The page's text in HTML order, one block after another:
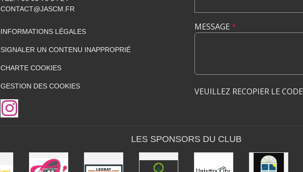
CONTACT@JASCM.FR
INFORMATIONS LÉGALES
SIGNALER UN CONTENU INAPPROPRIÉ
CHARTE COOKIES
GESTION DES COOKIES
MESSAGE *
VEUILLEZ RECOPIER LE CODE
LES SPONSORS DU CLUB